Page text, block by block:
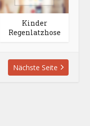
Kinder
Regenlatzhose
Nächste Seite